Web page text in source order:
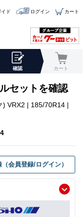
イド ログイン カート
確認 カート
セットを確認
) VRX2 | 185/70R14 |
会員登録/ログイン）